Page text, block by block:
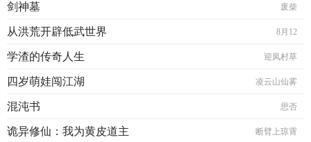
剑神墓 废柴
从洪荒开辟低武世界 8月12
学渣的传奇人生 迎凤村草
四岁萌娃闯江湖 凌云山仙雾
混沌书 思否
诡异修仙：我为黄皮道主 断臂上琼霄